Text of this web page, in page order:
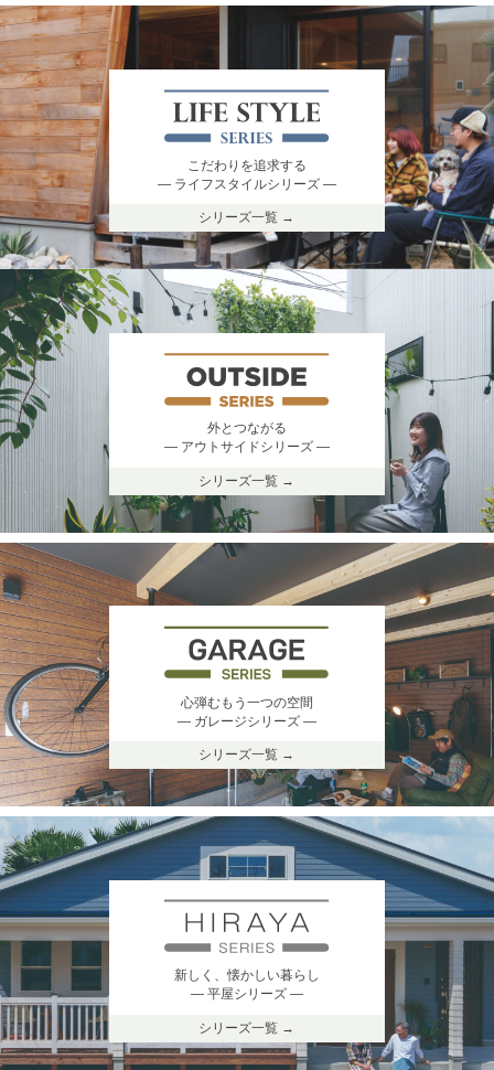
こだわりを追求する
― ライフスタイルシリーズ ―
シリーズ一覧 →
外とつながる
― アウトサイドシリーズ ―
シリーズ一覧 →
心弾むもう一つの空間
― ガレージシリーズ ―
シリーズ一覧 →
新しく、懐かしい暮らし
― 平屋シリーズ ―
シリーズ一覧 →